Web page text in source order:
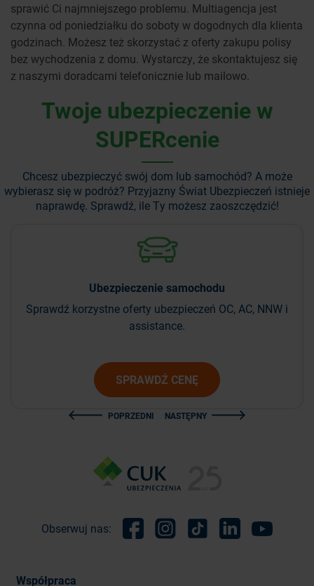
sprawić Ci najmniejszego problemu. Multiagencja jest
czynna od poniedziałku do soboty w dogodnych dla klienta
godzinach. Możesz też skorzystać z oferty zakupu polisy
bez wychodzenia z domu. Wystarczy, że skontaktujesz się
z naszymi doradcami telefonicznie lub mailowo.
Twoje ubezpieczenie w
SUPERcenie
Chcesz ubezpieczyć swój dom lub samochód? A może
wybierasz się w podróż? Przyjazny Świat Ubezpieczeń istnieje
naprawdę. Sprawdź, ile Ty możesz zaoszczędzić!
Ubezpieczenie samochodu
Sprawdź korzystne oferty ubezpieczeń OC, AC, NNW i
assistance.
SPRAWDŹ CENĘ
POPRZEDNI NASTĘPNY
Obserwuj nas:
Współpraca